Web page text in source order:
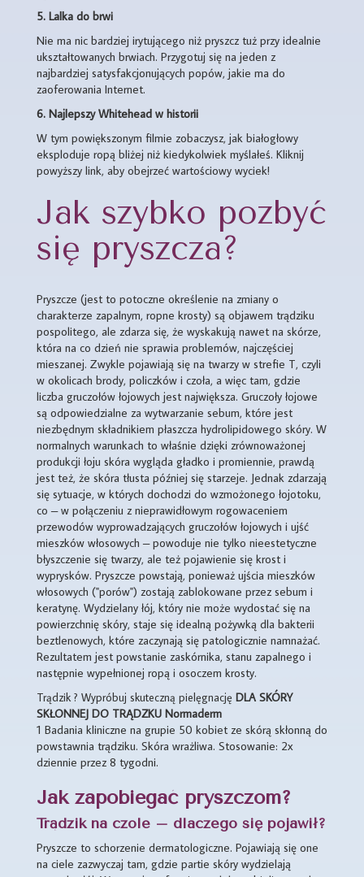
5. Lalka do brwi
Nie ma nic bardziej irytującego niż pryszcz tuż przy idealnie
ukształtowanych brwiach. Przygotuj się na jeden z
najbardziej satysfakcjonujących popów, jakie ma do
zaoferowania Internet.
6. Najlepszy Whitehead w historii
W tym powiększonym filmie zobaczysz, jak białogłowy
eksploduje ropą bliżej niż kiedykolwiek myślałeś. Kliknij
powyższy link, aby obejrzeć wartościowy wyciek!
Jak szybko pozbyć
się pryszcza?
Pryszcze (jest to potoczne określenie na zmiany o
charakterze zapalnym, ropne krosty) są objawem trądziku
pospolitego, ale zdarza się, że wyskakują nawet na skórze,
która na co dzień nie sprawia problemów, najczęściej
mieszanej. Zwykle pojawiają się na twarzy w strefie T, czyli
w okolicach brody, policzków i czoła, a więc tam, gdzie
liczba gruczołów łojowych jest największa. Gruczoły łojowe
są odpowiedzialne za wytwarzanie sebum, które jest
niezbędnym składnikiem płaszcza hydrolipidowego skóry. W
normalnych warunkach to właśnie dzięki zrównoważonej
produkcji łoju skóra wygląda gładko i promiennie, prawdą
jest też, że skóra tłusta później się starzeje. Jednak zdarzają
się sytuacje, w których dochodzi do wzmożonego łojotoku,
co – w połączeniu z nieprawidłowym rogowaceniem
przewodów wyprowadzających gruczołów łojowych i ujść
mieszków włosowych – powoduje nie tylko nieestetyczne
błyszczenie się twarzy, ale też pojawienie się krost i
wyprysków. Pryszcze powstają, ponieważ ujścia mieszków
włosowych ("porów") zostają zablokowane przez sebum i
keratynę. Wydzielany łój, który nie może wydostać się na
powierzchnię skóry, staje się idealną pożywką dla bakterii
beztlenowych, które zaczynają się patologicznie namnażać.
Rezultatem jest powstanie zaskórnika, stanu zapalnego i
następnie wypełnionej ropą i osoczem krosty.
Trądzik ? Wypróbuj skuteczną pielęgnację DLA SKÓRY
SKŁONNEJ DO TRĄDZKU Normaderm
1 Badania kliniczne na grupie 50 kobiet ze skórą skłonną do
powstawnia trądziku. Skóra wrażliwa. Stosowanie: 2x
dziennie przez 8 tygodni.
Jak zapobiegać pryszczom?
Trądzik na czole – dlaczego się pojawił?
Pryszcze to schorzenie dermatologiczne. Pojawiają się one
na ciele zazwyczaj tam, gdzie partie skóry wydzielają